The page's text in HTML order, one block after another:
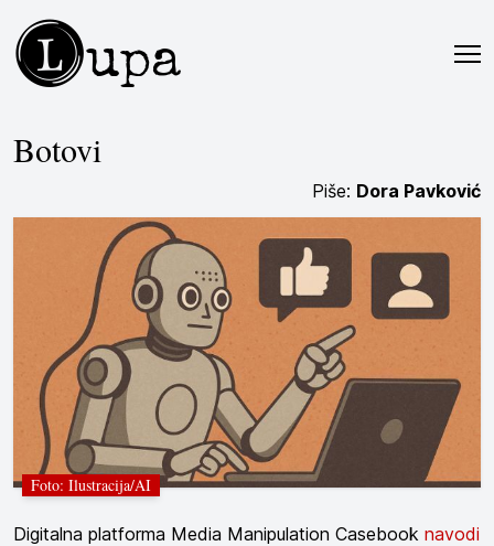
Lupa
Botovi
Piše: Dora Pavković
Foto: Ilustracija/AI
Digitalna platforma Media Manipulation Casebook navodi